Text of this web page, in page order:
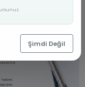
Şimdi Değil